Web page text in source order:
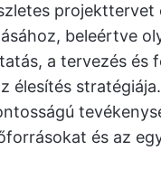
projekttervet
beleértve
a tervezés és
élesítés
és az